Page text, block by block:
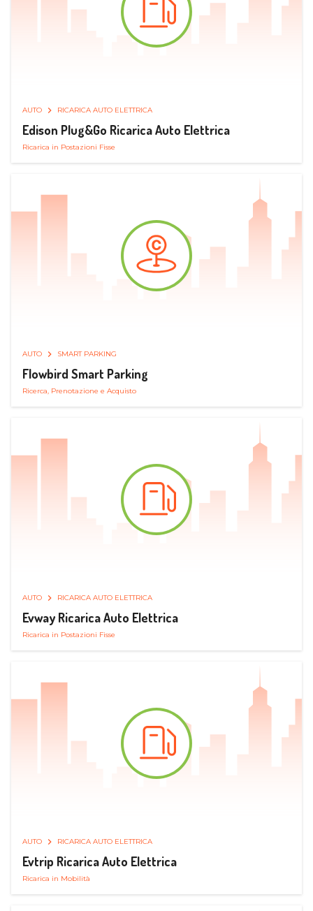
AUTO RICARICA AUTO ELETTRICA
Edison Plug&Go Ricarica Auto Elettrica
Ricarica in Postazioni Fisse
AUTO SMART PARKING
Flowbird Smart Parking
Ricerca, Prenotazione e Acquisto
AUTO RICARICA AUTO ELETTRICA
Evway Ricarica Auto Elettrica
Ricarica in Postazioni Fisse
AUTO RICARICA AUTO ELETTRICA
Evtrip Ricarica Auto Elettrica
Ricarica in Mobilità